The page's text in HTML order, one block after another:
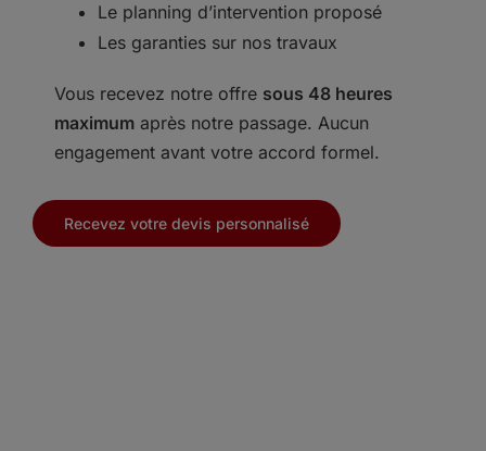
Le planning d’intervention proposé
Les garanties sur nos travaux
Vous recevez notre offre sous 48 heures
maximumaprès notre passage. Aucun
engagement avant votre accord formel.
Recevez votre devis personnalisé